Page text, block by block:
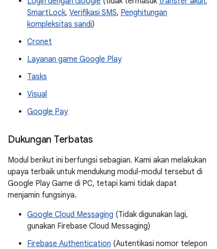
SmartLock, Verifikasi SMS, Penghitungan
kompleksitas sandi)
Cronet
Layanan game Google Play
Tasks
Visual
Google Pay
Dukungan Terbatas
Modul berikut ini berfungsi sebagian. Kami akan melakukan
upaya terbaik untuk mendukung modul-modul tersebut di
Google Play Game di PC, tetapi kami tidak dapat
menjamin fungsinya.
Google Cloud Messaging (Tidak digunakan lagi,
gunakan Firebase Cloud Messaging)
Firebase Authentication (Autentikasi nomor telepon